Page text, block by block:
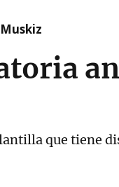
que tiene